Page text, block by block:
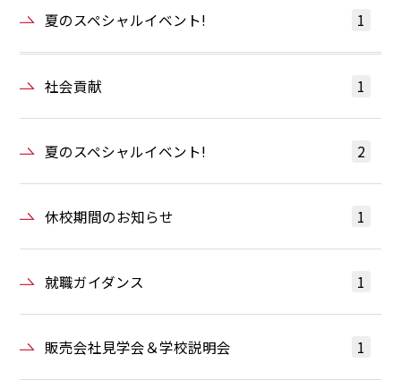
夏のスペシャルイベント! 1
社会貢献 1
夏のスペシャルイベント! 2
休校期間のお知らせ 1
就職ガイダンス 1
販売会社見学会＆学校説明会 1